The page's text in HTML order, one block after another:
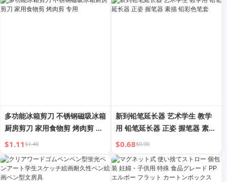
能
多功能冰箱剪刀 不锈钢磁吸冰箱
厨房剪刀 家用食物剪 烤肉剪 专
用
$1.11$1.48
新到铅笔延长器 艺术学生 教学
用 铅笔延长器 正姿 握笔器 素描
铅彩色笔套
$0.68$0.90